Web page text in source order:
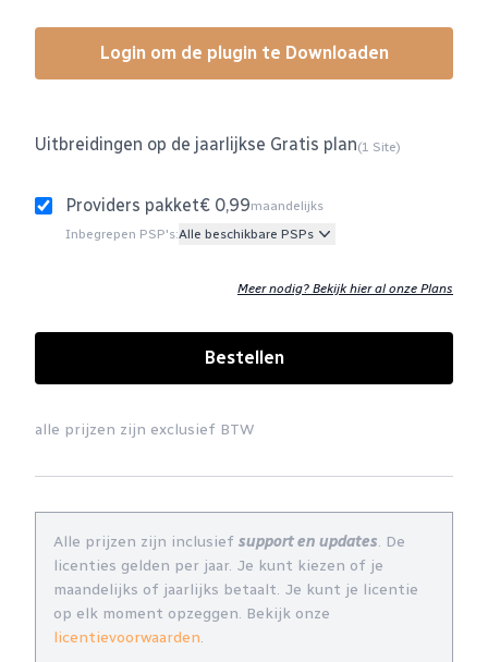
Login om de plugin te Downloaden
Uitbreidingen op de jaarlijkse Gratis plan(1 Site)
Providers pakket€ 0,99maandelijks
Inbegrepen PSP's:Alle beschikbare PSPs
Meer nodig? Bekijk hier al onze Plans
Bestellen
alle prijzen zijn exclusief BTW
Alle prijzen zijn inclusief support en updates. De
licenties gelden per jaar. Je kunt kiezen of je
maandelijks of jaarlijks betaalt. Je kunt je licentie
op elk moment opzeggen. Bekijk onze
licentievoorwaarden.